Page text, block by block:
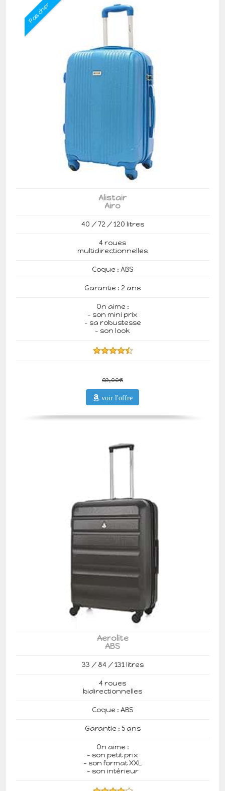
Pas cher
Alistair
Airo
40 / 72 / 120 litres
4 roues
multidirectionnelles
Coque : ABS
Garantie : 2 ans
On aime :
- son mini prix
- sa robustesse
- son look
69,00€
voir l'offre
Aerolite
ABS
33 / 84 / 131 litres
4 roues
bidirectionnelles
Coque : ABS
Garantie : 5 ans
On aime :
- son petit prix
- son format XXL
- son intérieur